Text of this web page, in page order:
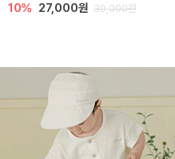
10% 27,000원 30,000원